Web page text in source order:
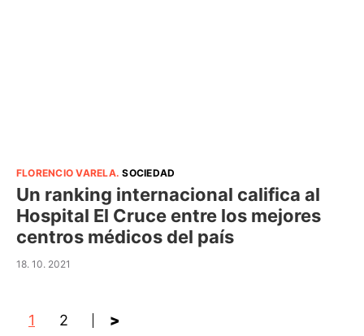
FLORENCIO VARELA.SOCIEDAD
Un ranking internacional califica al
Hospital El Cruce entre los mejores
centros médicos del país
18. 10. 2021
1 2 >